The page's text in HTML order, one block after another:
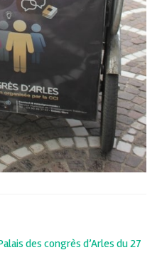
des congrès d’Arles du 27